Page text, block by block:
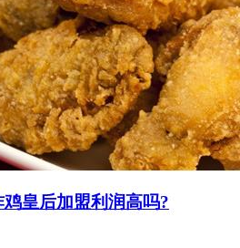
皇后加盟利润高吗?